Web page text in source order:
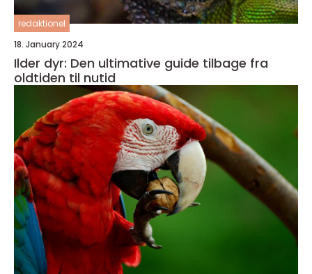
redaktionel
18. January 2024
Ilder dyr: Den ultimative guide tilbage fra
oldtiden til nutid